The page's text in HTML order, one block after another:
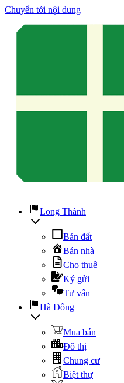
Chuyển tới nội dung
Long Thành
Bán đất
Bán nhà
Cho thuê
Ký gửi
Tư vấn
Hà Đông
Mua bán
Đô thị
Chung cư
Biệt thự